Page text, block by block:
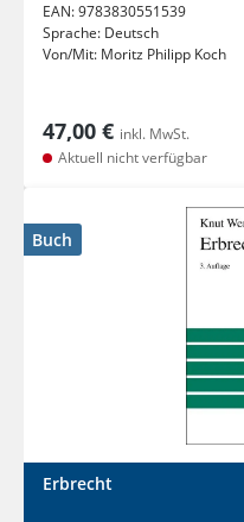
EAN:9783830551539
Sprache: Deutsch
Von/Mit: Moritz Philipp Koch
47,00 € inkl. MwSt.
Aktuell nicht verfügbar
Buch
Erbrecht